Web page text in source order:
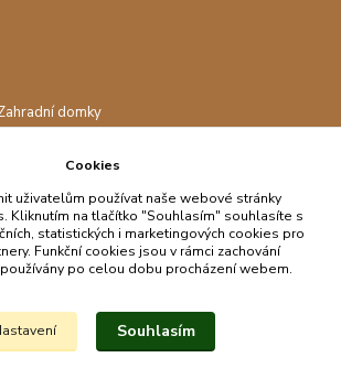
domky
Upravit sběr cookies.
Cookies
uživatelům používat naše webové stránky
Kliknutím na tlačítko "Souhlasím" souhlasíte s
statistických i marketingových cookies pro
Funkční cookies jsou v rámci zachování
po celou dobu procházení webem.
Souhlasím